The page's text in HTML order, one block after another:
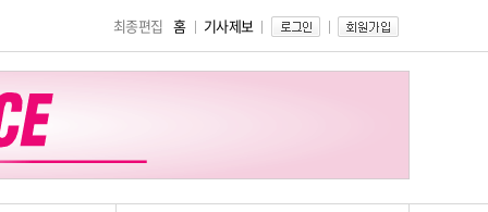
홈 기사제보
최종편집